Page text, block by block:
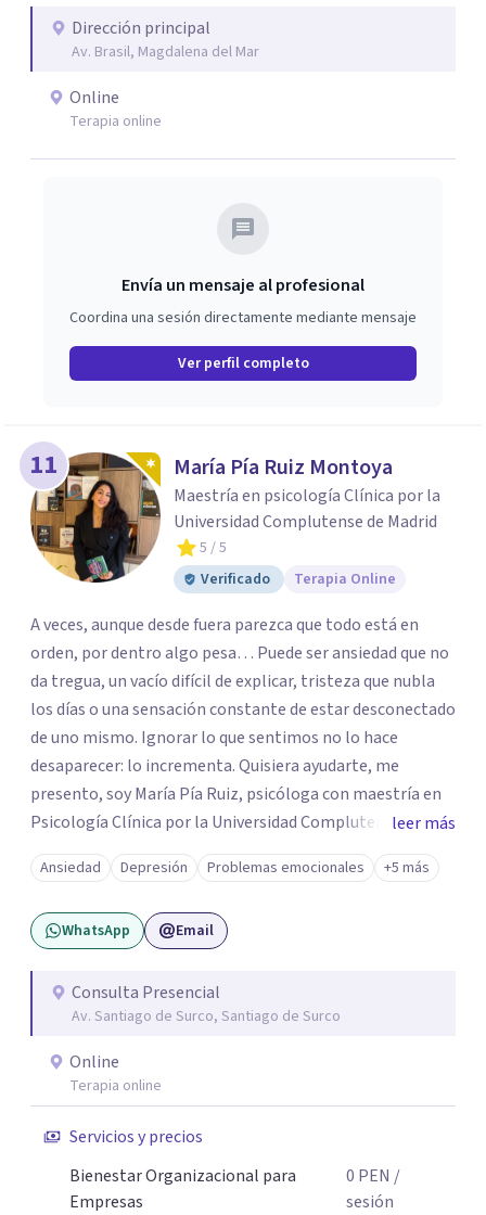
Dirección principal
Av. Brasil, Magdalena del Mar
Online
Terapia online
Envía un mensaje al profesional
Coordina una sesión directamente mediante mensaje
Ver perfil completo
11 María Pía Ruiz Montoya
Maestría en psicología Clínica por la
Universidad Complutense de Madrid
5 / 5
Verificado
Terapia Online
A veces, aunque desde fuera parezca que todo está en
orden, por dentro algo pesa… Puede ser ansiedad que no
da tregua, un vacío difícil de explicar, tristeza que nubla
los días o una sensación constante de estar desconectado
de uno mismo. Ignorar lo que sentimos no lo hace
desaparecer: lo incrementa. Quisiera ayudarte, me
presento, soy María Pía Ruiz, psicóloga con maestría en
Psicología Clínica por la Universidad Complutense de
Madrid formación en Terapia de Aceptación y
Compromiso, mindfulness y psicología contextual.
Cuento con más de 5 años de experiencia atendiendo a
niños, adolescentes y adultos de forma presencial y
sentido, incluso en medio de las dificultades. En lugar de
luchar contra tus pensamientos o emociones, te guiaré a
espacio para lo que de verdad importa. El cambio
empieza cuando das el primer paso. Aquí tienes un
espacio seguro para hacerlo.
leer más
Ansiedad Depresión Problemas emocionales +5 más
WhatsApp Email
Consulta Presencial
Av. Santiago de Surco, Santiago de Surco
Online
Terapia online
Servicios y precios
Bienestar Organizacional para
Empresas
0 PEN /
sesión